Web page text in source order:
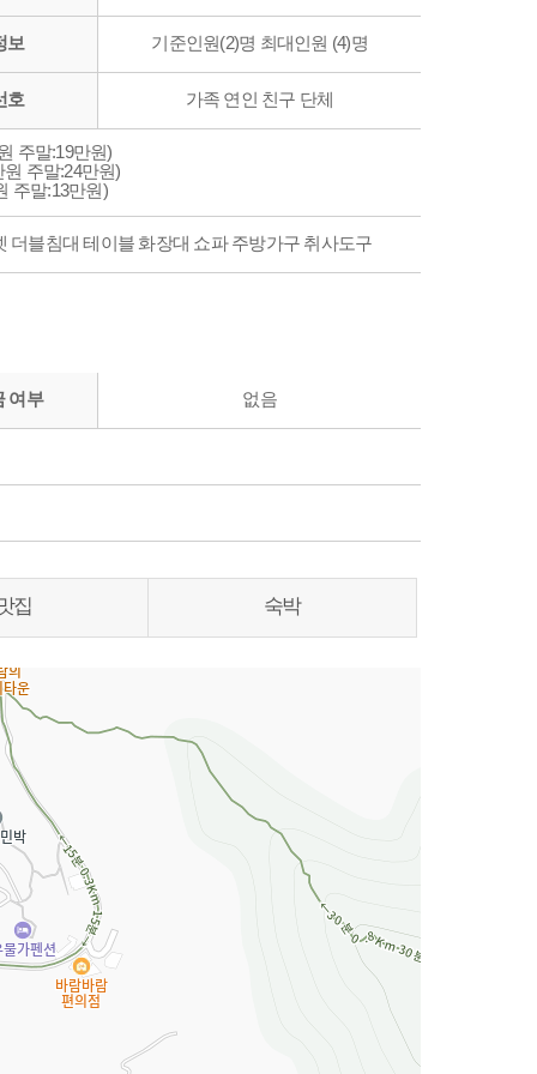
보 기준인원(2)명 최대인원 (4)명
호 가족 연인 친구 단체
주말:19만원)
주말:24만원)
주말:13만원)
블침대 테이블 화장대 쇼파 주방가구 취사도구
여부 없음
집 숙박